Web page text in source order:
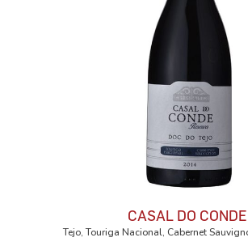
CASAL DO CONDE
Tejo, Touriga Nacional, Cabernet